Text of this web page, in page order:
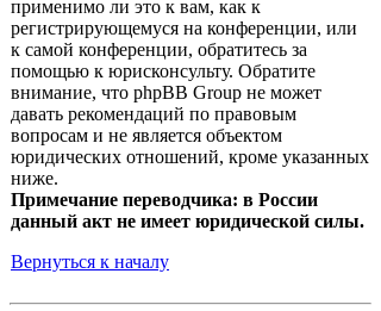
применимо ли это к вам, как к
регистрирующемуся на конференции, или
к самой конференции, обратитесь за
помощью к юрисконсульту. Обратите
внимание, что phpBB Group не может
давать рекомендаций по правовым
вопросам и не является объектом
юридических отношений, кроме указанных
ниже.
Примечание переводчика: в России
данный акт не имеет юридической силы.
Вернуться к началу